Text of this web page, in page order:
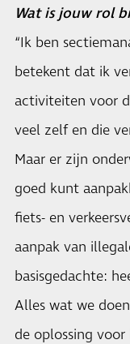
Wat is jouw rol
“Ik ben
betekent dat ik
activiteiten voor
veel zelf en die
Maar er zijn
goed kunt
fiets- en
aanpak van
basisgedachte:
Alles wat we
de oplossing